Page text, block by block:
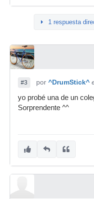
1 respuesta
#3 por ^DrumStick^
yo probé una de un
Sorprendente ^^